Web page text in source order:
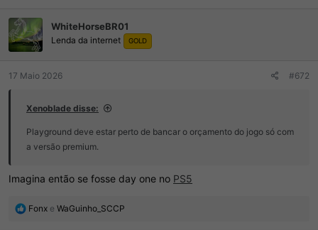
WhiteHorseBR01
Lenda da internet GOLD
17 Maio 2026 #672
Xenoblade disse:
Playground deve estar perto de bancar o orçamento do jogo só com
a versão premium.
Imagina então se fosse day one no PS5
R
Fonx e WaGuinho_SCCP